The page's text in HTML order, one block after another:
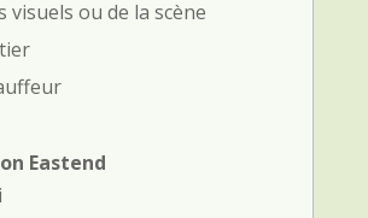
visuels ou de la scène
Eastend